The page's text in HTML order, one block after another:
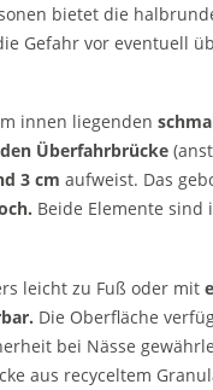
bietet die
Gefahr vor eventuell
innen liegenden
Überfahrbrücke
3 cm aufweist. Das
Beide Elemente sind
leicht zu Fuß oder mit
Die Oberfläche
bei Nässe
aus recyceltem